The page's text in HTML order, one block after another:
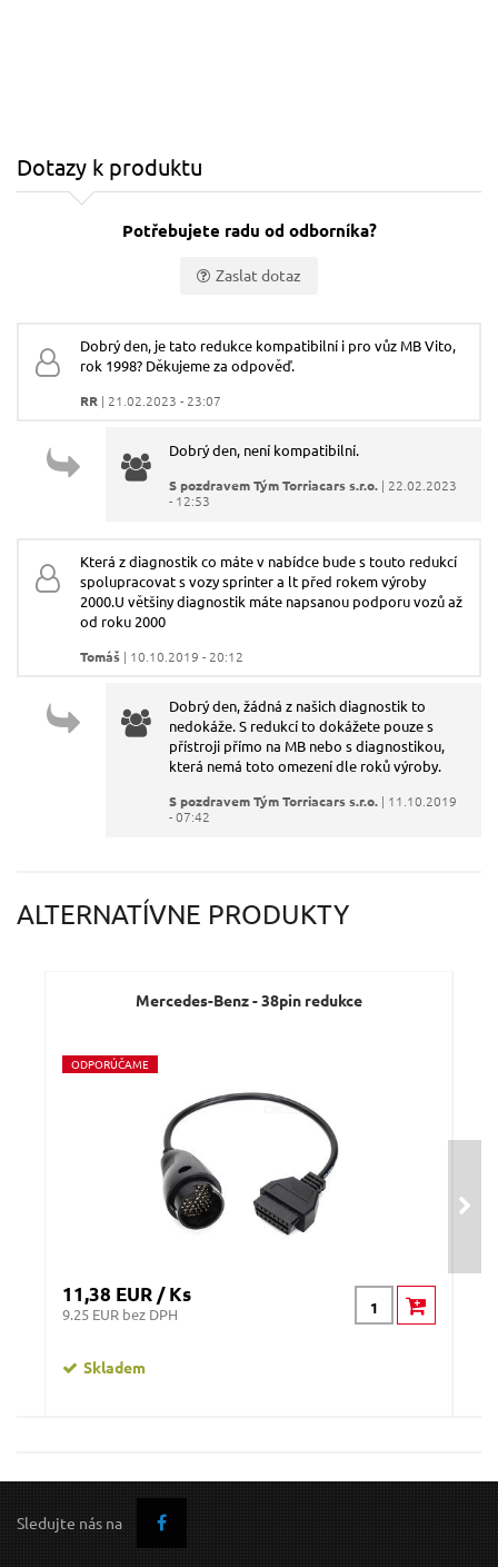
Dotazy k produktu
Potřebujete radu od odborníka?
Zaslat dotaz
Dotaz:
Odeslat dotaz
Dobrý den, je tato redukce kompatibilní i pro vůz MB Vito,
rok 1998? Děkujeme za odpověď.
RR | 21.02.2023 - 23:07
Dobrý den, není kompatibilní.
S pozdravem Tým Torriacars s.r.o. | 22.02.2023
- 12:53
Která z diagnostik co máte v nabídce bude s touto redukcí
spolupracovat s vozy sprinter a lt před rokem výroby
2000.U většiny diagnostik máte napsanou podporu vozů až
od roku 2000
Tomáš | 10.10.2019 - 20:12
Dobrý den, žádná z našich diagnostik to
nedokáže. S redukcí to dokážete pouze s
přístroji přímo na MB nebo s diagnostikou,
která nemá toto omezení dle roků výroby.
S pozdravem Tým Torriacars s.r.o. | 11.10.2019
- 07:42
ALTERNATÍVNE PRODUKTY
Mercedes-Benz - 38pin redukce
ODPORÚČAME
11,38 EUR / Ks
9.25 EUR bez DPH
Skladem
O DPORÚČAME
Sledujte nás na